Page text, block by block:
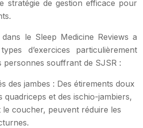
stratégie de gestion efficace pour
le Sleep Medicine Reviews a
d’exercices particulièrement
personnes souffrant de SJSR :
des jambes : Des étirements doux
quadriceps et des ischio-jambiers,
le coucher, peuvent réduire les